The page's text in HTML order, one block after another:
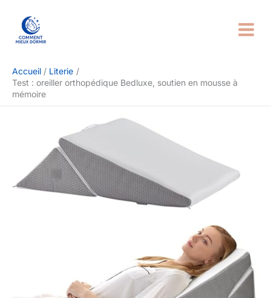
contenu
Accueil
Literie
Test : oreiller orthopédique Bedluxe, soutien en mousse à
mémoire